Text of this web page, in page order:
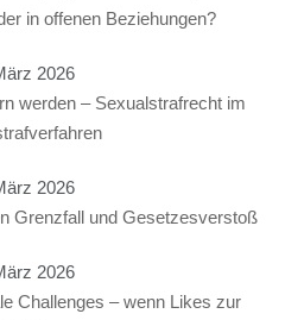
in offenen Beziehungen?
2026
werden – Sexualstrafrecht im
2026
Grenzfall und Gesetzesverstoß
2026
Challenges – wenn Likes zur